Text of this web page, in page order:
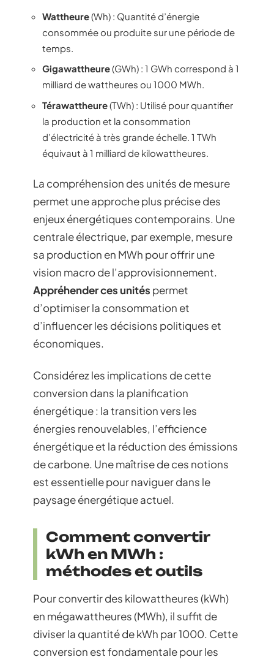
Wattheure(Wh) : Quantité d’énergie
consommée ou produite sur une période de
temps.
Gigawattheure(GWh) : 1 GWh correspond à 1
milliard de wattheures ou 1000 MWh.
Térawattheure(TWh) : Utilisé pour quantifier
la production et la consommation
d’électricité à très grande échelle. 1 TWh
équivaut à 1 milliard de kilowattheures.
La compréhension des unités de mesure
permet une approche plus précise des
enjeux énergétiques contemporains. Une
centrale électrique, par exemple, mesure
sa production en MWh pour offrir une
vision macro de l’approvisionnement.
Appréhender ces unités permet
d’optimiser la consommation et
d’influencer les décisions politiques et
économiques.
Considérez les implications de cette
conversion dans la planification
énergétique : la transition vers les
énergies renouvelables, l’efficience
énergétique et la réduction des émissions
de carbone. Une maîtrise de ces notions
est essentielle pour naviguer dans le
paysage énergétique actuel.
Comment convertir
kWh en MWh :
méthodes et outils
Pour convertir des kilowattheures (kWh)
en mégawattheures (MWh), il suffit de
diviser la quantité de kWh par 1000. Cette
conversion est fondamentale pour les